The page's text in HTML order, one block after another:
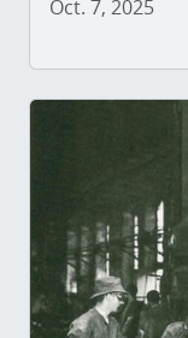
Oct. 7, 2025